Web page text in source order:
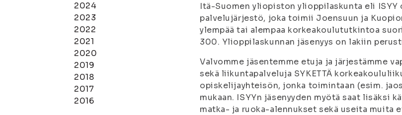
2024
2023
2022
2021
2020
2019
2018
2017
2016
Itä-Suomen yliopiston ylioppilaskunta eli
palvelujärjestö, joka toimii Joensuun ja
ylempää tai alempaa korkeakoulututkintoa
300. Ylioppilaskunnan jäsenyys on lakiin
Valvomme jäsentemme etuja ja järjestämme
sekä liikuntapalveluja SYKETTÄ
opiskelijayhteisön, jonka toimintaan (esim.
mukaan. ISYYn jäsenyyden myötä saat lisäksi
matka- ja ruoka-alennukset sekä useita muita